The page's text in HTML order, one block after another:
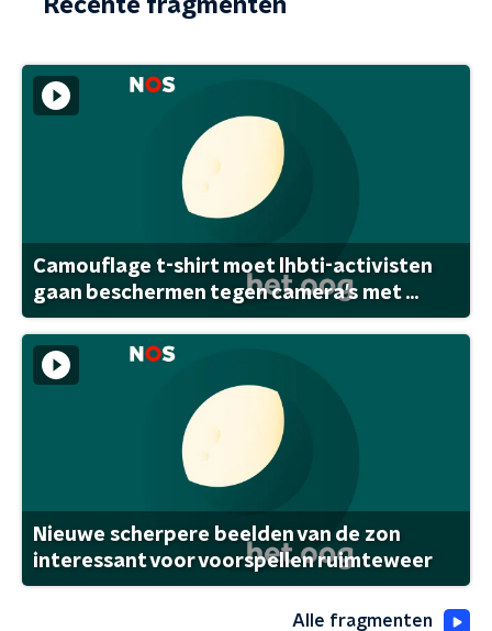
Recente fragmenten
Camouflage t-shirt moet lhbti-activisten
gaan beschermen tegen camera's met ...
Nieuwe scherpere beelden van de zon
interessant voor voorspellen ruimteweer
Alle fragmenten